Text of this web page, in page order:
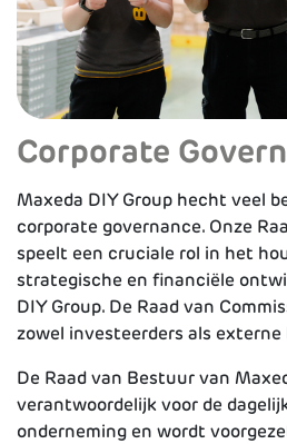
Corporate
Maxeda DIY Group hecht veel
corporate governance. Onze
speelt een cruciale rol in het
strategische en financi­ële
DIY Group. De Raad van
zowel investeerders als externe
De Raad van Bestuur van
verantwoordelijk voor de
onderneming en wordt